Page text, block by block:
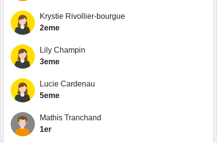
Krystie Rivollier-bourgue
2eme
Lily Champin
3eme
Lucie Cardenau
5eme
Mathis Tranchand
1er